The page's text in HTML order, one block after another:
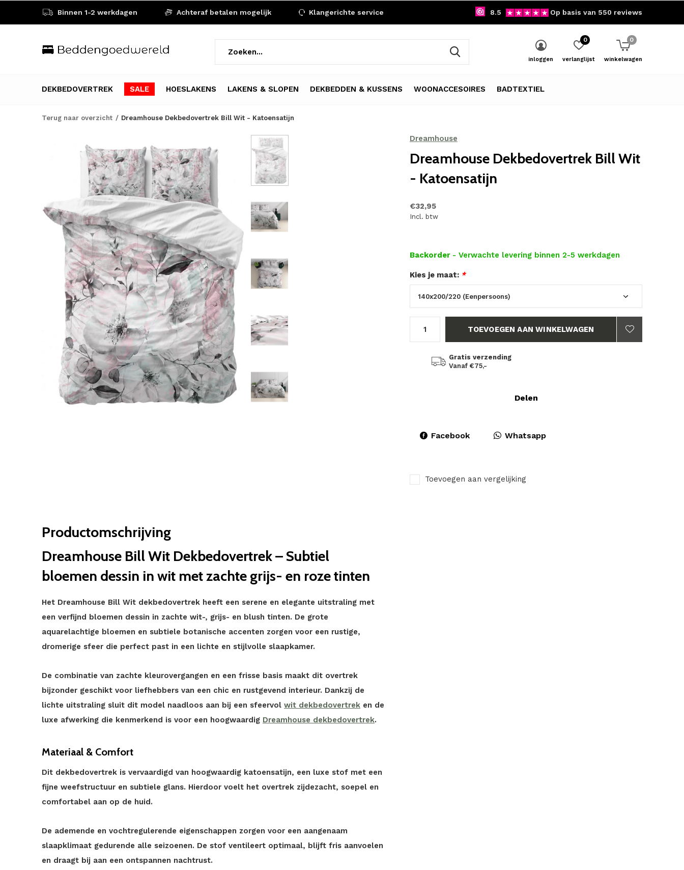
DEKBEDOVERTREK SALE HOESLAKENS LAKENS & SLOPEN DEKBEDDEN & KUSSENS WOONACCESOIRES BADTEXTIEL
inloggen verlanglijst
0
winkelwagen
0
Binnen 1-2 werkdagen Achteraf betalen mogelijk Klangerichte service 8.5 Op basis van 550 reviews
Terug naar overzicht Dreamhouse Dekbedovertrek Bill Wit - Katoensatijn
Dreamhouse
Dreamhouse Dekbedovertrek Bill Wit
- Katoensatijn
€32,95
Incl. btw
Backorder - Verwachte levering binnen 2-5 werkdagen
Kies je maat: *
TOEVOEGEN AAN WINKELWAGEN
Gratis verzending
Vanaf €75,-
Delen
Facebook Whatsapp
Toevoegen aan vergelijking
Productomschrijving
Dreamhouse Bill Wit Dekbedovertrek – Subtiel
bloemen dessin in wit met zachte grijs- en roze tinten
Het Dreamhouse Bill Wit dekbedovertrek heeft een serene en elegante uitstraling met
een verfijnd bloemen dessin in zachte wit-, grijs- en blush tinten. De grote
aquarelachtige bloemen en subtiele botanische accenten zorgen voor een rustige,
dromerige sfeer die perfect past in een lichte en stijlvolle slaapkamer.
De combinatie van zachte kleurovergangen en een frisse basis maakt dit overtrek
bijzonder geschikt voor liefhebbers van een chic en rustgevend interieur. Dankzij de
lichte uitstraling sluit dit model naadloos aan bij een sfeervol wit dekbedovertrek en de
luxe afwerking die kenmerkend is voor een hoogwaardig Dreamhouse dekbedovertrek.
Materiaal & Comfort
Dit dekbedovertrek is vervaardigd van hoogwaardig katoensatijn, een luxe stof met een
fijne weefstructuur en subtiele glans. Hierdoor voelt het overtrek zijdezacht, soepel en
comfortabel aan op de huid.
De ademende en vochtregulerende eigenschappen zorgen voor een aangenaam
slaapklimaat gedurende alle seizoenen. De stof ventileert optimaal, blijft fris aanvoelen
en draagt bij aan een ontspannen nachtrust.